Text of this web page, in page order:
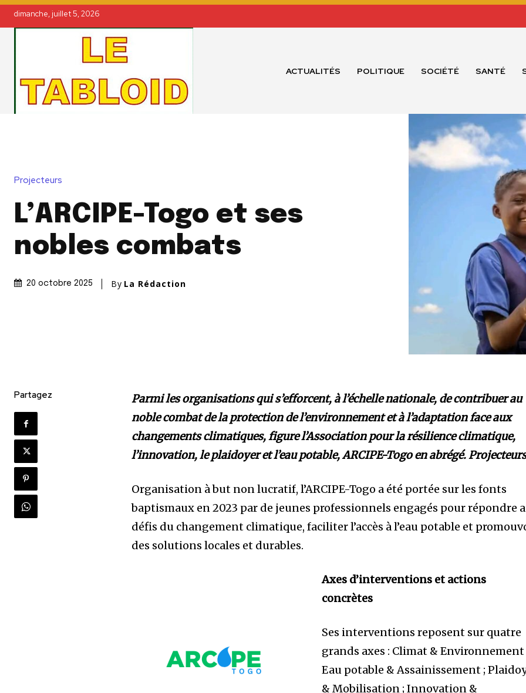
dimanche, juillet 5, 2026
ACTUALITÉS POLITIQUE SOCIÉTÉ SANTÉ
Projecteurs
L’ARCIPE-Togo et ses
nobles combats
20 octobre 2025 By La Rédaction
Partagez
Parmi les organisations qui s’efforcent, à l’échelle nationale, de contribuer au
noble combat de la protection de l’environnement et à l’adaptation face aux
changements climatiques, figure l’Association pour la résilience climatique,
l’innovation, le plaidoyer et l’eau potable, ARCIPE-Togo en abrégé.
Organisation à but non lucratif, l’ARCIPE-Togo a été portée sur les fonts
baptismaux en 2023 par de jeunes professionnels engagés pour répondre
défis du changement climatique, faciliter l’accès à l’eau potable et
des solutions locales et durables.
Axes d’interventions et actions
concrètes
Ses interventions reposent sur quatre
grands axes : Climat & Environnement
Eau potable & Assainissement ;
& Mobilisation ; Innovation &